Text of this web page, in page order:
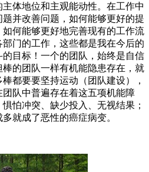
体地位和主观能动性。在工作中
并改善问题，如何能够更好的提
何能够更好地完善现有的工作流
门的工作，这些都是我在今后的
目标！一个的团队，始终是自信
的团队一样有机能隐患存在，就
都要要坚持运动（团队建设），
队中普遍存在着这五项机能障
怕冲突、缺少投入、无视结果；
就成了恶性的癌症病变。